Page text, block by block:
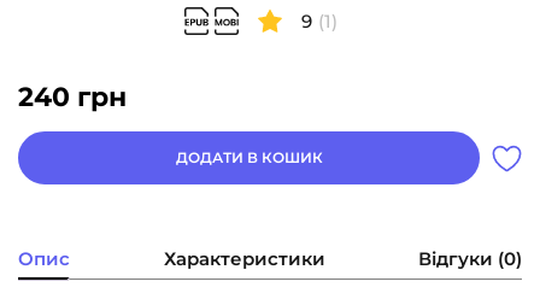
9 (1)
240 грн
ДОДАТИ В КОШИК
Опис Характеристики Відгуки (0)